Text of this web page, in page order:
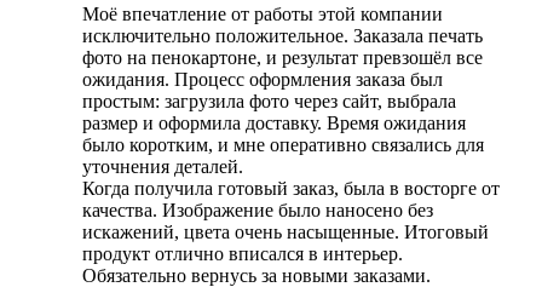
Моё впечатление от работы этой компании
исключительно положительное. Заказала печать
фото на пенокартоне, и результат превзошёл все
ожидания. Процесс оформления заказа был
простым: загрузила фото через сайт, выбрала
размер и оформила доставку. Время ожидания
было коротким, и мне оперативно связались для
уточнения деталей.
Когда получила готовый заказ, была в восторге от
качества. Изображение было наносено без
искажений, цвета очень насыщенные. Итоговый
продукт отлично вписался в интерьер.
Обязательно вернусь за новыми заказами.